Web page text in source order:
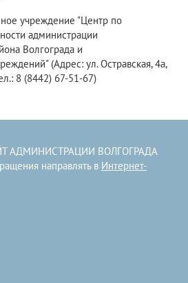
учреждение "Центр по
администрации
Волгограда и
(Адрес: ул. Остравская, 4а,
8 (8442) 67-51-67)
АДМИНИСТРАЦИИ ВОЛГОГРАДА
направлять в Интернет-